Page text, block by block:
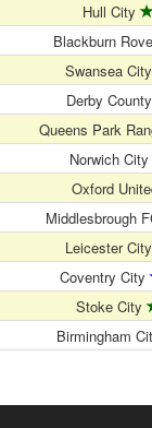
Hull City
Blackburn
Swansea
Derby
Queens Park
Norwich City
Oxford
Middlesbrough
Leicester
Coventry City
Stoke City
Birmingham